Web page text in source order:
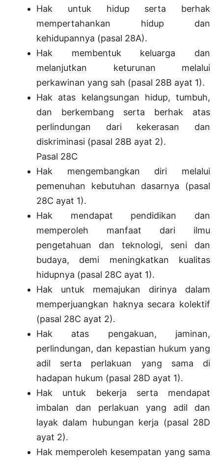
Hak untuk hidup serta berhak
mempertahankan hidup dan
kehidupannya (pasal 28A).
Hak membentuk keluarga dan
melanjutkan keturunan melalui
perkawinan yang sah (pasal 28B ayat 1).
Hak atas kelangsungan hidup, tumbuh,
dan berkembang serta berhak atas
perlindungan dari kekerasan dan
diskriminasi (pasal 28B ayat 2).
Pasal 28C
Hak mengembangkan diri melalui
pemenuhan kebutuhan dasarnya (pasal
28C ayat 1).
Hak mendapat pendidikan dan
memperoleh manfaat dari ilmu
pengetahuan dan teknologi, seni dan
budaya, demi meningkatkan kualitas
hidupnya (pasal 28C ayat 1).
Hak untuk memajukan dirinya dalam
memperjuangkan haknya secara kolektif
(pasal 28C ayat 2).
Hak atas pengakuan, jaminan,
perlindungan, dan kepastian hukum yang
adil serta perlakuan yang sama di
hadapan hukum (pasal 28D ayat 1).
Hak untuk bekerja serta mendapat
imbalan dan perlakuan yang adil dan
layak dalam hubungan kerja (pasal 28D
ayat 2).
Hak memperoleh kesempatan yang sama